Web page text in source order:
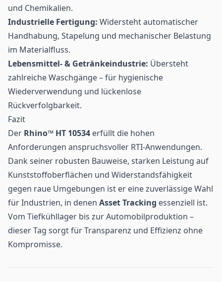
und Chemikalien.
Industrielle Fertigung: Widersteht automatischer
Handhabung, Stapelung und mechanischer Belastung
im Materialfluss.
Lebensmittel- & Getränkeindustrie: Übersteht
zahlreiche Waschgänge – für hygienische
Wiederverwendung und lückenlose
Rückverfolgbarkeit.
Fazit
Der Rhino™ HT 10534 erfüllt die hohen
Anforderungen anspruchsvoller RTI-Anwendungen.
Dank seiner robusten Bauweise, starken Leistung auf
Kunststoffoberflächen und Widerstandsfähigkeit
gegen raue Umgebungen ist er eine zuverlässige Wahl
für Industrien, in denen Asset Tracking essenziell ist.
Vom Tiefkühllager bis zur Automobilproduktion –
dieser Tag sorgt für Transparenz und Effizienz ohne
Kompromisse.